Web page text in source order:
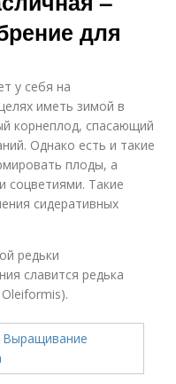
для
у себя на
иметь зимой в
корнеплод, спасающий
Однако есть и такие
плоды, а
соцветиями. Такие
сидеративных
редьки
славится редька